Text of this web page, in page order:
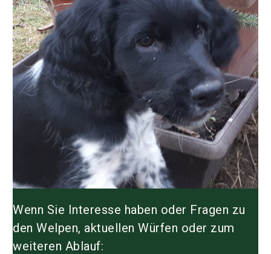
Wenn Sie Interesse haben oder Fragen zu
den Welpen, aktuellen Würfen oder zum
weiteren Ablauf: